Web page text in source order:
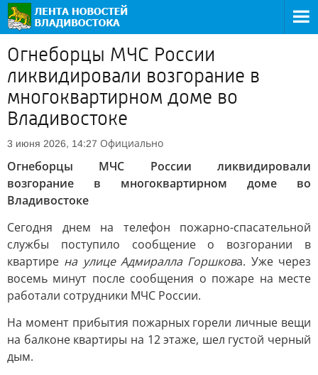
Огнеборцы МЧС России
ликвидировали возгорание в
многоквартирном доме во
Владивостоке
3 июня 2026, 14:27 Официально
Огнеборцы МЧС России ликвидировали
возгорание в многоквартирном доме во
Владивостоке
Сегодня днем на телефон пожарно-спасательной
службы поступило сообщение о возгорании в
квартире на улице Адмиралла Горшкова. Уже через
восемь минут после сообщения о пожаре на месте
работали сотрудники МЧС России.
На момент прибытия пожарных горели личные вещи
на балконе квартиры на 12 этаже, шел густой черный
дым.